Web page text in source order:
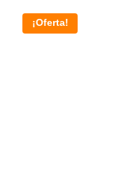
¡Oferta!